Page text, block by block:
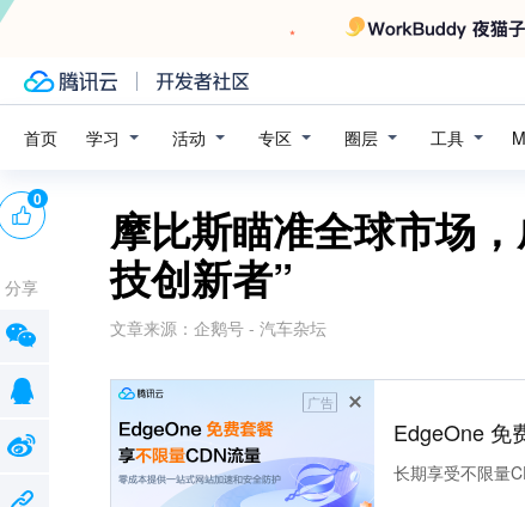
首页 学习 活动 专区 圈层 工具
摩比斯瞄准全球市场
技创新者”
文章来源： 企鹅号 - 汽车杂坛
广告
EdgeOne 免
长期享受不限量
0
分享